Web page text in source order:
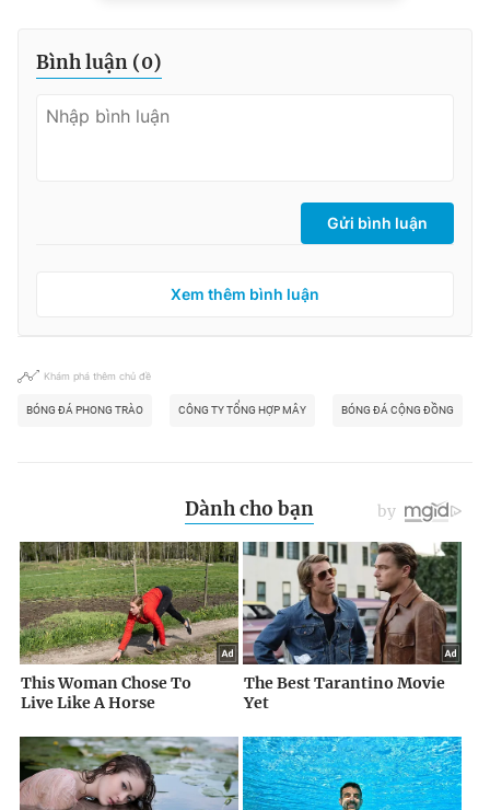
Bình luận (0)
Gửi bình luận
Xem thêm bình luận
Khám phá thêm chủ đề
BÓNG ĐÁ PHONG TRÀO CÔNG TY TỔNG HỢP MÂY BÓNG ĐÁ CỘNG ĐỒNG